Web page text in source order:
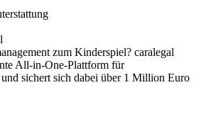
zum Kinderspiel? caralegal
All-in-One-Plattform für
sichert sich dabei über 1 Million Euro